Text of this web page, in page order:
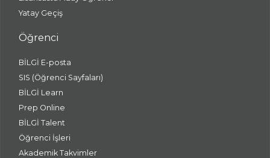
Yatay Geçiş
Öğrenci
BİLGİ E-posta
SIS (Öğrenci Sayfaları)
BİLGİ Learn
Prep Online
BİLGİ Talent
Öğrenci İşleri
Akademik Takvimler